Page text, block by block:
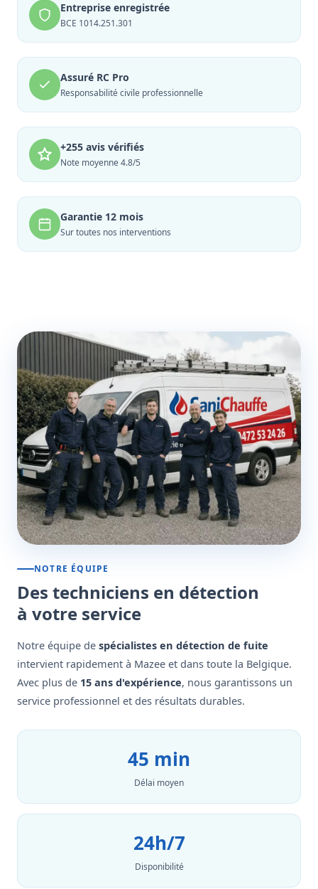
Entreprise enregistrée
BCE 1014.251.301
Assuré RC Pro
Responsabilité civile professionnelle
+255 avis vérifiés
Note moyenne 4.8/5
Garantie 12 mois
Sur toutes nos interventions
NOTRE ÉQUIPE
Des techniciens en détection
à votre service
Notre équipe de spécialistes en détection de fuite
intervient rapidement à Mazee et dans toute la Belgique.
Avec plus de 15 ans d'expérience, nous garantissons un
service professionnel et des résultats durables.
45 min
Délai moyen
24h/7
Disponibilité